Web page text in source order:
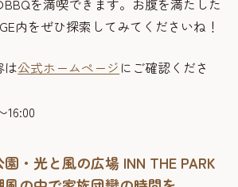
を満喫できます。お腹を満たした
内をぜひ探索してみてくださいね！
は公式ホームページ にご確認くださ
16:00
園・光と風の広場 INN THE PARK